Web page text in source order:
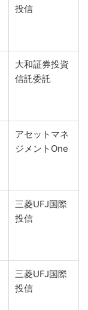
投信
大和証券投資
信託委託
アセットマネ
ジメントOne
三菱UFJ国際
投信
三菱UFJ国際
投信